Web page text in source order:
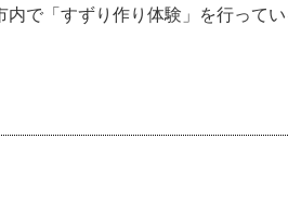
内で「すずり作り体験」を行って